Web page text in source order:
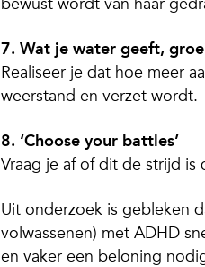
7. Wat je water geeft,
Realiseer je dat hoe meer
weerstand en verzet wordt.
8. ‘Choose your battles’
Vraag je af of dit de strijd is
Uit onderzoek is gebleken
volwassenen) met ADHD
en vaker een beloning